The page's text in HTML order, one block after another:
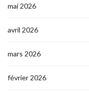
mai 2026
avril 2026
mars 2026
février 2026